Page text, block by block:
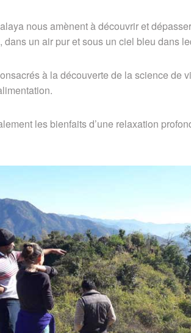
nous amènent à découvrir et
dans un air pur et sous un ciel bleu dans
à la découverte de la science de
les bienfaits d’une relaxation